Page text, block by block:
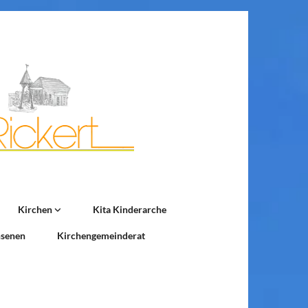
Kirchen Kita Kinderarche
Kirchengemeinderat